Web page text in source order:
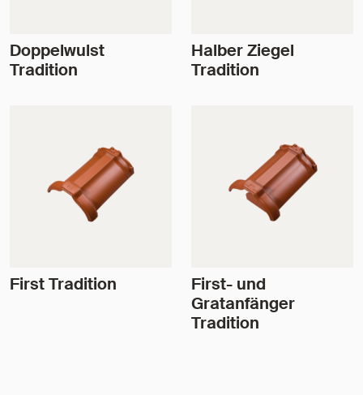
Doppelwulst
Tradition
Halber Ziegel
Tradition
First Tradition
First- und
Gratanfänger
Tradition